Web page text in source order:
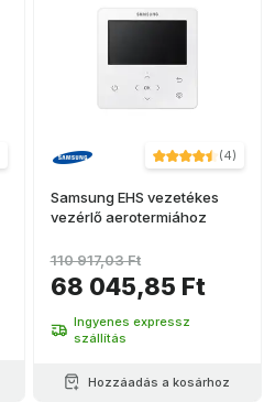
(4)
Samsung EHS vezetékes
vezérlő aerotermiához
68 045,85 Ft
110 917,03 Ft
Ingyenes expressz
szállítás
Hozzáadás a kosárhoz